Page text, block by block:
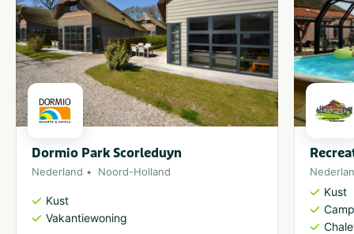
Dormio Park Scorleduyn
Nederland Noord-Holland
Kust
Vakantiewoning
Kust